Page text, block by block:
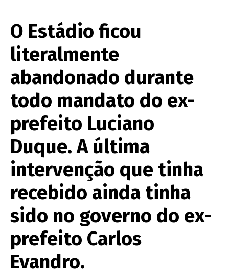
O Estádio ficou
literalmente
abandonado durante
todo mandato do ex-
prefeito Luciano
Duque. A última
intervenção que tinha
recebido ainda tinha
sido no governo do ex-
prefeito Carlos
Evandro.